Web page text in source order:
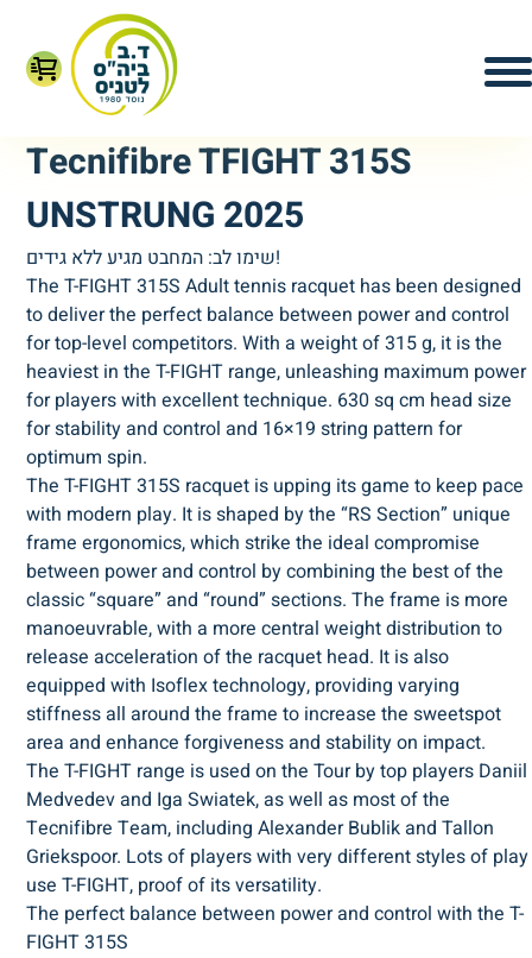
Tecnifibre TFIGHT 315S
UNSTRUNG 2025
שימו לב: המחבט מגיע ללא גידים!
The T-FIGHT 315S Adult tennis racquet has been designed
to deliver the perfect balance between power and control
for top-level competitors. With a weight of 315 g, it is the
heaviest in the T-FIGHT range, unleashing maximum power
for players with excellent technique. 630 sq cm head size
for stability and control and 16×19 string pattern for
optimum spin.
The T-FIGHT 315S racquet is upping its game to keep pace
with modern play. It is shaped by the “RS Section” unique
frame ergonomics, which strike the ideal compromise
between power and control by combining the best of the
classic “square” and “round” sections. The frame is more
manoeuvrable, with a more central weight distribution to
release acceleration of the racquet head. It is also
equipped with Isoflex technology, providing varying
stiffness all around the frame to increase the sweetspot
area and enhance forgiveness and stability on impact.
The T-FIGHT range is used on the Tour by top players Daniil
Medvedev and Iga Swiatek, as well as most of the
Tecnifibre Team, including Alexander Bublik and Tallon
Griekspoor. Lots of players with very different styles of play
use T-FIGHT, proof of its versatility.
The perfect balance between power and control with the T-
FIGHT 315S